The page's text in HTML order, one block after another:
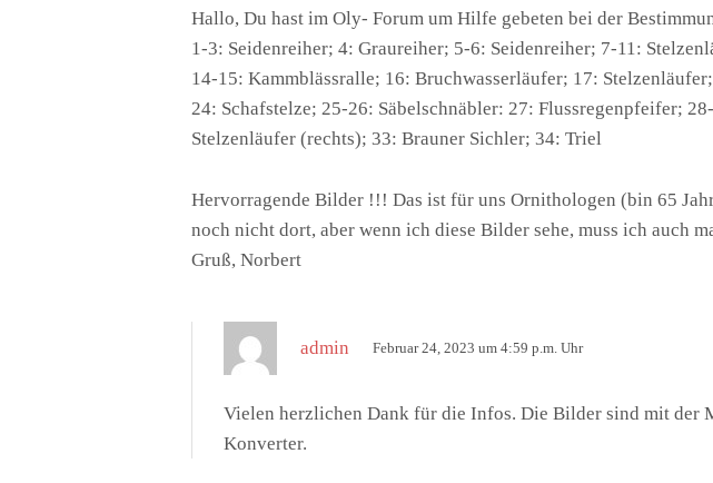
t
:
Hallo, Du hast im Oly- Forum um Hilfe gebeten bei der
1-3: Seidenreiher; 4: Graureiher; 5-6: Seidenreiher; 7-11:
14-15: Kammblässralle; 16: Bruchwasserläufer; 17:
24: Schafstelze; 25-26: Säbelschnäbler: 27: Flussregenpfeifer;
Stelzenläufer (rechts); 33: Brauner Sichler; 34: Triel
Hervorragende Bilder !!! Das ist für uns Ornithologen (bin 65
noch nicht dort, aber wenn ich diese Bilder sehe, muss ich
Gruß, Norbert
admin
t
Februar 24, 2023 um 4:59 p.m. Uhr
Vielen herzlichen Dank für die Infos. Die Bilder sind mit der
Konverter.